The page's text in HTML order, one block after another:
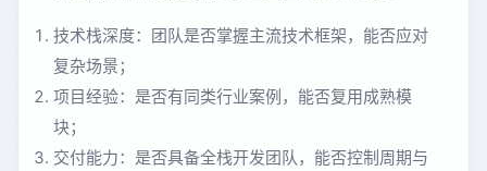
技术栈深度：团队是否掌握主流技术框架，能否应对
复杂场景；
项目经验：是否有同类行业案例，能否复用成熟模
块；
交付能力：是否具备全栈开发团队，能否控制周期与